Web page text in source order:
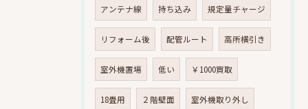
アンテナ線 持ち込み 規定量チャージ
リフォーム後 配管ルート 高所横引き
室外機置場 低い ￥1000買取
18畳用 ２階壁面 室外機取り外し